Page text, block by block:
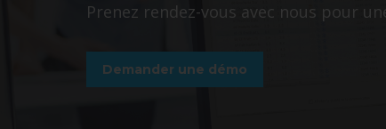
Prenez rendez-vous avec nous pour
Demander une démo